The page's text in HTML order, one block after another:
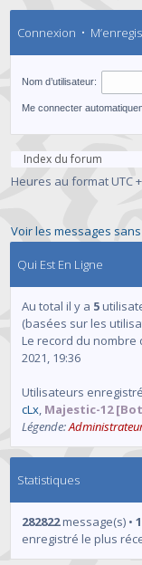
Connexion •
Nom d’utilisateur:
Me connecter
Index du forum
Heures au format UTC
Voir les messages
Qui Est En Ligne
Au total il y a 5
(basées sur les
Le record du nombre
2021, 19:36
Utilisateurs
cLx, Majestic-12
Légende:
Statistiques
282822message(s) •
enregistré le plus